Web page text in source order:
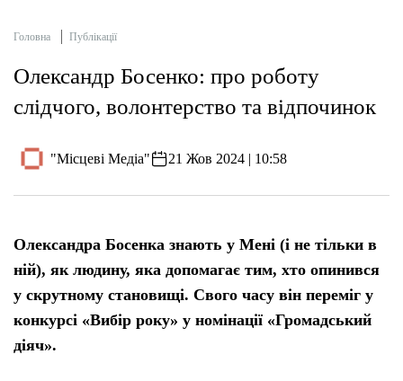
Головна Публікації
Олександр Босенко: про роботу
слідчого, волонтерство та відпочинок
"Місцеві Медіа" 21 Жов 2024 | 10:58
Олександра Босенка знають у Мені (і не тільки в
ній), як людину, яка допомагає тим, хто опинився
у скрутному становищі. Свого часу він переміг у
конкурсі «Вибір року» у номінації «Громадський
діяч».